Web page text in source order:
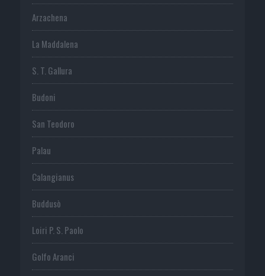
Arzachena
La Maddalena
S. T. Gallura
Budoni
San Teodoro
Palau
Calangianus
Buddusò
Loiri P. S. Paolo
Golfo Aranci